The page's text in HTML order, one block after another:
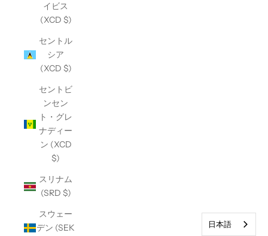
イビス
(XCD $)
セントル
シア
(XCD $)
セントビ
ンセン
ト・グレ
ナディー
ン (XCD
$)
スリナム
(SRD $)
スウェー
デン (SEK
日本語